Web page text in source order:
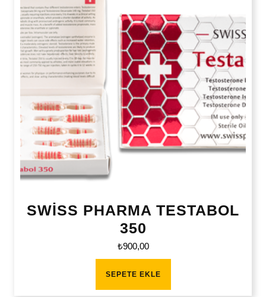
SWİSS PHARMA TESTABOL
350
₺900,00
SEPETE EKLE